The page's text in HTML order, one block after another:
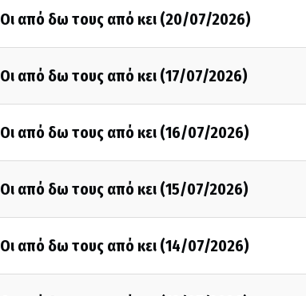
Οι από δω τους από κει (20/07/2026)
Οι από δω τους από κει (17/07/2026)
Οι από δω τους από κει (16/07/2026)
Οι από δω τους από κει (15/07/2026)
Οι από δω τους από κει (14/07/2026)